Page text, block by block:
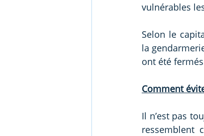
vulnérables
Selon le
la
ont été
Comment
Il n’est pas
ressemblent